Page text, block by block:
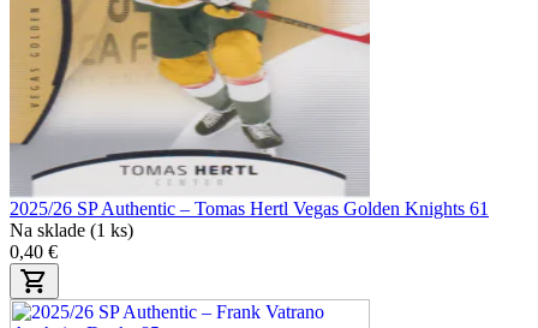
2025/26 SP Authentic – Tomas Hertl Vegas Golden Knights 61
Na sklade (1 ks)
0,40 €